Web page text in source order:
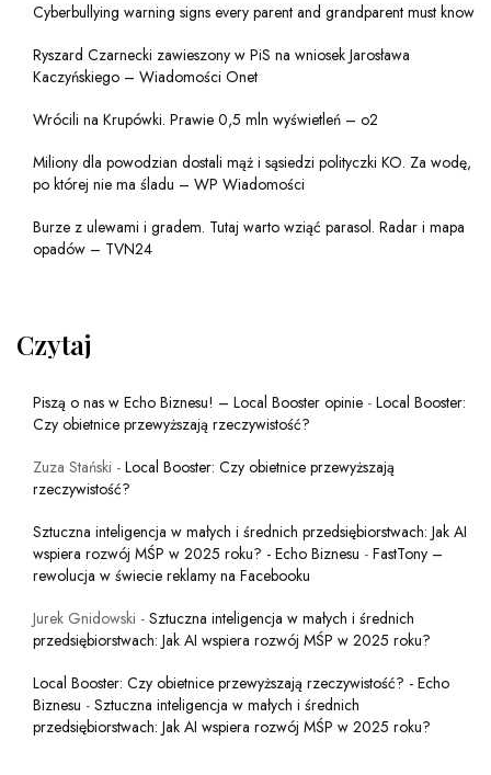
Cyberbullying warning signs every parent and grandparent must know
Ryszard Czarnecki zawieszony w PiS na wniosek Jarosława
Kaczyńskiego – Wiadomości Onet
Wrócili na Krupówki. Prawie 0,5 mln wyświetleń – o2
Miliony dla powodzian dostali mąż i sąsiedzi polityczki KO. Za wodę,
po której nie ma śladu – WP Wiadomości
Burze z ulewami i gradem. Tutaj warto wziąć parasol. Radar i mapa
opadów – TVN24
Czytaj
Piszą o nas w Echo Biznesu! – Local Booster opinie - Local Booster:
Czy obietnice przewyższają rzeczywistość?
Zuza Stański - Local Booster: Czy obietnice przewyższają
rzeczywistość?
Sztuczna inteligencja w małych i średnich przedsiębiorstwach: Jak AI
wspiera rozwój MŚP w 2025 roku? - Echo Biznesu - FastTony –
rewolucja w świecie reklamy na Facebooku
Jurek Gnidowski - Sztuczna inteligencja w małych i średnich
przedsiębiorstwach: Jak AI wspiera rozwój MŚP w 2025 roku?
Local Booster: Czy obietnice przewyższają rzeczywistość? - Echo
Biznesu - Sztuczna inteligencja w małych i średnich
przedsiębiorstwach: Jak AI wspiera rozwój MŚP w 2025 roku?